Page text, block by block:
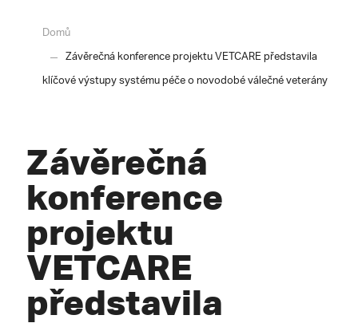
Domů
Závěrečná konference projektu VETCARE představila
klíčové výstupy systému péče o novodobé válečné veterány
Závěrečná
konference
projektu
VETCARE
představila